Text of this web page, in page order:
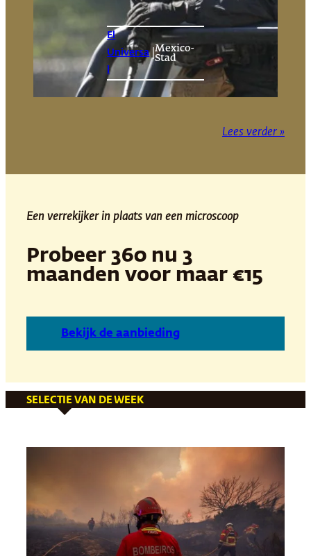
El
Universa
l
Mexico-
Stad
Lees verder »
Een verrekijker in plaats van een microscoop
Probeer 360 nu 3
maanden voor maar €15
Bekijk de aanbieding
SELECTIE VAN DE WEEK